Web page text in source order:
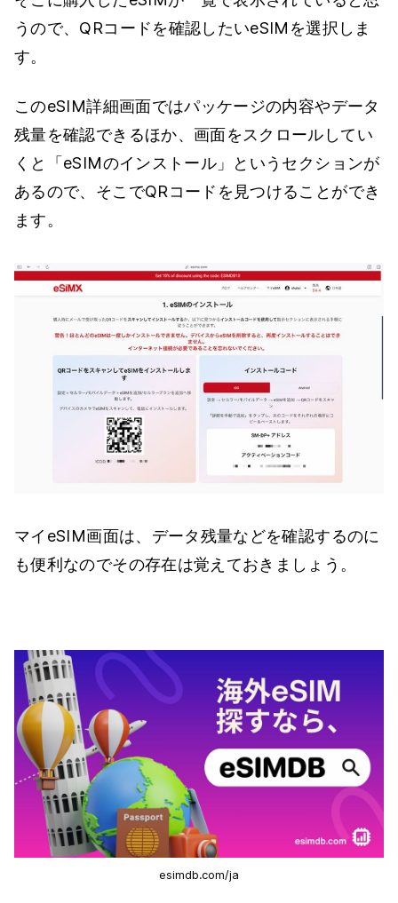
うので、QRコードを確認したいeSIMを選択しま
す。
このeSIM詳細画面ではパッケージの内容やデータ
残量を確認できるほか、画面をスクロールしてい
くと「eSIMのインストール」というセクションが
あるので、そこでQRコードを見つけることができ
ます。
マイeSIM画面は、データ残量などを確認するのに
も便利なのでその存在は覚えておきましょう。
esimdb.com/ja